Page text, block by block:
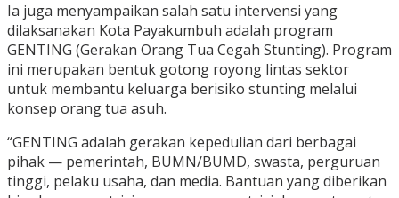
Ia juga menyampaikan salah satu intervensi yang
dilaksanakan Kota Payakumbuh adalah program
GENTING (Gerakan Orang Tua Cegah Stunting). Program
ini merupakan bentuk gotong royong lintas sektor
untuk membantu keluarga berisiko stunting melalui
konsep orang tua asuh.
“GENTING adalah gerakan kepedulian dari berbagai
pihak — pemerintah, BUMN/BUMD, swasta, perguruan
tinggi, pelaku usaha, dan media. Bantuan yang diberikan